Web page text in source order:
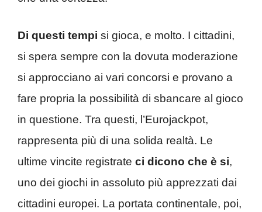
Di questi tempi si gioca, e molto. I cittadini,
si spera sempre con la dovuta moderazione
si approcciano ai vari concorsi e provano a
fare propria la possibilità di sbancare al gioco
in questione. Tra questi, l’Eurojackpot,
rappresenta più di una solida realtà. Le
ultime vincite registrate ci dicono che è si,
uno dei giochi in assoluto più apprezzati dai
cittadini europei. La portata continentale, poi,